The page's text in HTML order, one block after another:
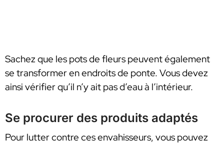
Sachez que les pots de fleurs peuvent également
se transformer en endroits de ponte. Vous devez
ainsi vérifier qu’il n’y ait pas d’eau à l’intérieur.
Se procurer des produits adaptés
Pour lutter contre ces envahisseurs, vous pouvez